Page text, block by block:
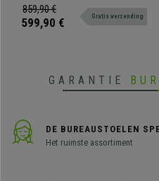
gebruik met hoofdsteun,
lendensteun en verstelbare
859,90 €
599,90 € Gratis verzending
GARANTIE
DE BUREAUSTOELEN
Het ruimste assortiment